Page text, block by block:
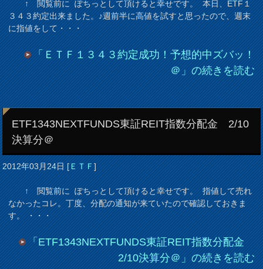
↑ 閲覧前に ぽちっとして頂けると幸せです。 本日、ETF１
３４３約定出来ました。♪週前半に高値を試すと思ったので、週末
に指値をして・・・
「ＥＴＦ１３４３約定成功！予想的中ズバッ！
＠」の続きを読む
ETF1343NEXTFUNDS東証REIT指数分配金 2/10
決算分＠
2012年03月24日[ＥＴＦ]
↑ 閲覧前に ぽちっとして頂けると幸せです。 指値して売れ
なかったコレ。丁度、分配の通知が来ていたので確認しておきま
す。 ・・・
「ETF1343NEXTFUNDS東証REIT指数分配金
2/10決算分＠」の続きを読む